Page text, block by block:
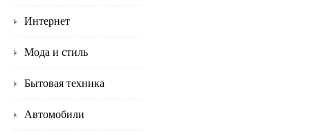
Интернет
Мода и стиль
Бытовая техника
Автомобили